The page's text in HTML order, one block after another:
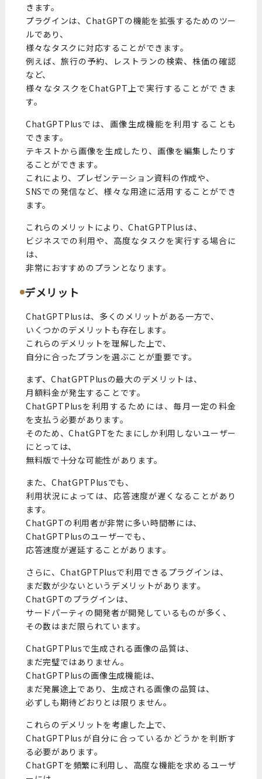
きます。
プラグインは、ChatGPTの機能を拡張するためのツー
ルであり、
様々なタスクに対応することができます。
例えば、旅行の予約、レストランの検索、株価の確認
など、
様々なタスクをChatGPT上で実行することができま
す。
ChatGPTPlusでは、画像生成機能を利用することも
できます。
テキストから画像を生成したり、画像を編集したりす
ることができます。
これにより、プレゼンテーション資料の作成や、
SNSでの発信など、様々な用途に活用することができ
ます。
これらのメリットにより、ChatGPTPlusは、
ビジネスでの利用や、高度なタスクを実行する場合に
は、
非常におすすめのプランとなります。
デメリット
ChatGPTPlusは、多くのメリットがある一方で、
いくつかのデメリットも存在します。
これらのデメリットを理解した上で、
自分に合ったプランを選ぶことが重要です。
まず、ChatGPTPlusの最大のデメリットは、
月額料金が発生することです。
ChatGPTPlusを利用するためには、毎月一定の料金
を支払う必要があります。
そのため、ChatGPTをたまにしか利用しないユーザー
にとっては、
無料版で十分な可能性があります。
また、ChatGPTPlusでも、
利用状況によっては、応答速度が遅くなることがあり
ます。
ChatGPTの利用者が非常に多い時間帯には、
ChatGPTPlusのユーザーでも、
応答速度が遅延することがあります。
さらに、ChatGPTPlusで利用できるプラグインは、
まだ数が少ないというデメリットがあります。
ChatGPTのプラグインは、
サードパーティの開発者が開発しているものが多く、
その数はまだ限られています。
ChatGPTPlusで生成される画像の品質は、
まだ完璧ではありません。
ChatGPTPlusの画像生成機能は、
まだ発展途上であり、生成される画像の品質は、
必ずしも期待どおりとは限りません。
これらのデメリットを考慮した上で、
ChatGPTPlusが自分に合っているかどうかを判断す
る必要があります。
ChatGPTを頻繁に利用し、高度な機能を求めるユーザ